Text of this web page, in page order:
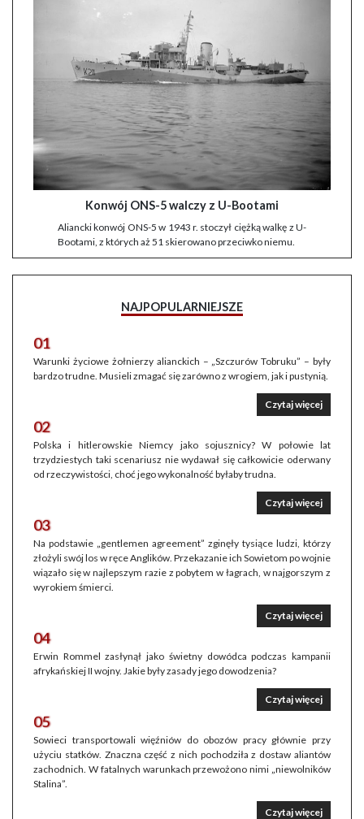
Konwój ONS-5 walczy z U-Bootami
Aliancki konwój ONS-5 w 1943 r. stoczył ciężką walkę z U-
Bootami, z których aż 51 skierowano przeciwko niemu.
NAJPOPULARNIEJSZE
01
Warunki życiowe żołnierzy alianckich – „Szczurów Tobruku” – były
bardzo trudne. Musieli zmagać się zarówno z wrogiem, jak i pustynią.
Czytaj więcej
02
Polska i hitlerowskie Niemcy jako sojusznicy? W połowie lat
trzydziestych taki scenariusz nie wydawał się całkowicie oderwany
od rzeczywistości, choć jego wykonalność byłaby trudna.
Czytaj więcej
03
Na podstawie „gentlemen agreement” zginęły tysiące ludzi, którzy
złożyli swój los w ręce Anglików. Przekazanie ich Sowietom po wojnie
wiązało się w najlepszym razie z pobytem w łagrach, w najgorszym z
wyrokiem śmierci.
Czytaj więcej
04
Erwin Rommel zasłynął jako świetny dowódca podczas kampanii
afrykańskiej II wojny. Jakie były zasady jego dowodzenia?
Czytaj więcej
05
Sowieci transportowali więźniów do obozów pracy głównie przy
użyciu statków. Znaczna część z nich pochodziła z dostaw aliantów
zachodnich. W fatalnych warunkach przewożono nimi „niewolników
Stalina”.
Czytaj więcej